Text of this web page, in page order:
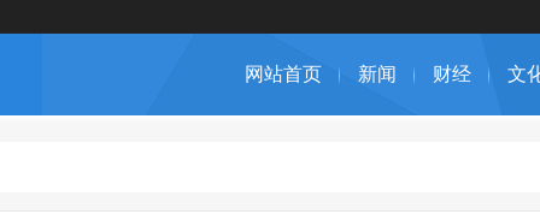
网站首页 新闻 财经 文